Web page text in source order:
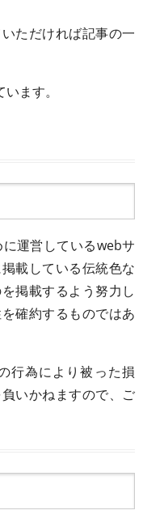
ただければ記事の一
ます。
運営しているwebサ
載している伝統色な
掲載するよう努力し
確約するものではあ
行為により被った損
いかねますので、ご